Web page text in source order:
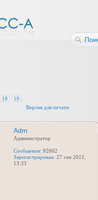
Версия для печати
18 19
Adm
Администратор
Сообщения: 92602
Зарегистрирован: 27 сен 2011,
13:33